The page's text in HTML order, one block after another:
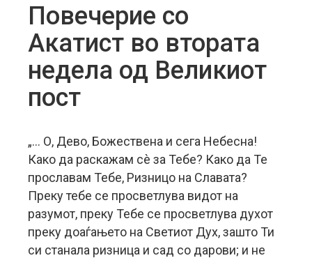
Повечерие со
Акатист во втората
недела од Великиот
пост
„… О, Дево, Божествена и сега Небесна!
Како да раскажам сè за Тебе? Како да Те
прославам Тебе, Ризницо на Славата?
Преку тебе се просветлува видот на
разумот, преку Тебе се просветлува духот
преку доаѓањето на Светиот Дух, зашто Ти
си станала ризница и сад со дарови; и не